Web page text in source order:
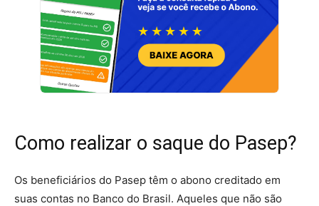
Como realizar o saque do Pasep?
Os beneficiários do Pasep têm o abono creditado em
suas contas no Banco do Brasil. Aqueles que não são